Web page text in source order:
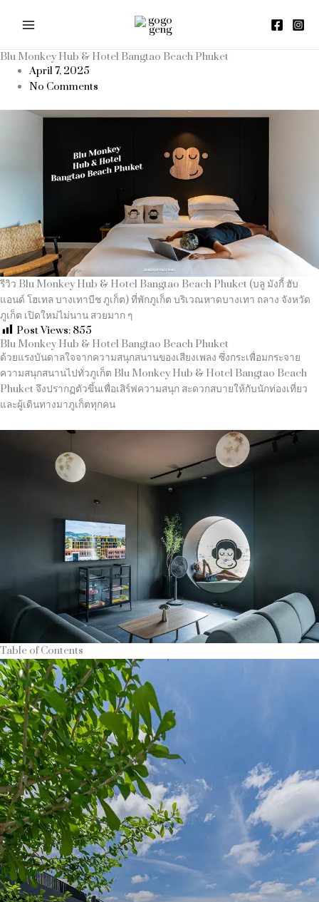
Blu Monkey Hub & Hotel Bangtao Beach Phuket
April 7, 2025
No Comments
รีวิว Blu Monkey Hub & Hotel Bangtao Beach Phuket (บลู มังกี้ ฮับ
แอนด์ โฮเทล บางเทาบีช ภูเก็ต) ที่พักภูเก็ต บริเวณหาดบางเทา ถลาง จังหวัด
ภูเก็ต เปิดใหม่ไม่นาน สวยมาก ๆ
Post Views: 855
Blu Monkey Hub & Hotel Bangtao Beach Phuket
ด้วยแรงบันดาลใจจากความสนุกสนานของเสียงเพลง ซึ่งกระเพื่อมกระจาย
ความสนุกสนานไปทั่วภูเก็ต Blu Monkey Hub & Hotel Bangtao Beach
Phuket จึงปรากฏตัวขึ้นเพื่อเสิร์ฟความสนุก สะดวกสบายให้กับนักท่องเที่ยว
และผู้เดินทางมาภูเก็ตทุกคน
Table of Contents